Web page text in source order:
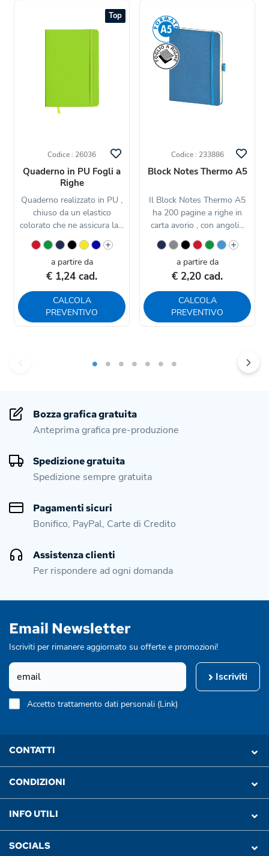
Top
Codice : 26036
Quaderno in PU Fogli a
Righe
Quaderno realizzato in PU ,
chiuso da un elastico
colorato che ne assicura la...
a partire da
€ 1,24 cad.
CALCOLA
PREVENTIVO
Codice : 233886
Block Notes Thermo A5
Il Block Notes Thermo A5
ha 200 pagine a righe in
carta avorio , con angoli...
a partire da
€ 2,20 cad.
CALCOLA
PREVENTIVO
Bozza grafica gratuita
Anteprima grafica pre-produzione
Spedizione gratuita
Spedizione sempre gratuita
Pagamenti sicuri
Bonifico, PayPal, Carte di Credito
Assistenza clienti
Per rispondere ad ogni domanda
Email Newsletter
Iscriviti per rimanere aggiornato su offerte e promozioni!
Iscriviti
Accetto trattamento dati personali (Link)
CONTATTI
CONDIZIONI
INFO UTILI
SOCIALS